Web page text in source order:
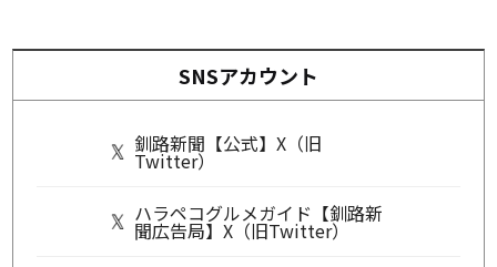
SNSアカウント
釧路新聞【公式】X（旧
Twitter）
ハラペコグルメガイド【釧路新
聞広告局】X（旧Twitter）